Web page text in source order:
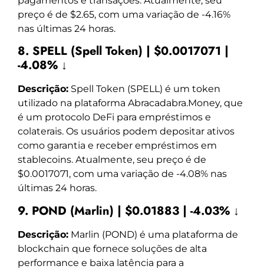
preço é de $2.65, com uma variação de -4.16%
nas últimas 24 horas.
8. SPELL (Spell Token) | $0.0017071 |
-4.08% ↓
Descrição: Spell Token (SPELL) é um token
utilizado na plataforma Abracadabra.Money, que
é um protocolo DeFi para empréstimos e
colaterais. Os usuários podem depositar ativos
como garantia e receber empréstimos em
stablecoins. Atualmente, seu preço é de
$0.0017071, com uma variação de -4.08% nas
últimas 24 horas.
9. POND (Marlin) | $0.01883 | -4.03% ↓
Descrição: Marlin (POND) é uma plataforma de
blockchain que fornece soluções de alta
performance e baixa latência para a